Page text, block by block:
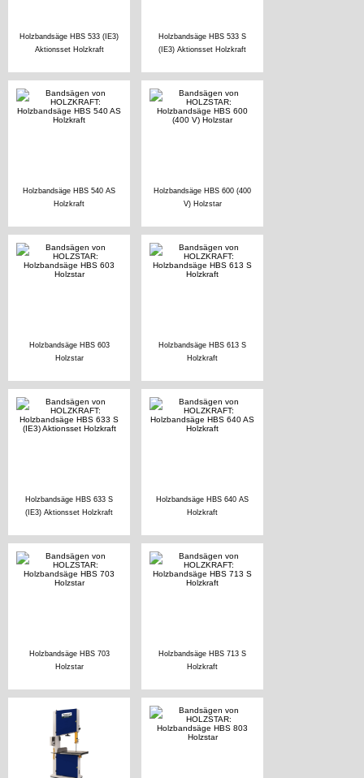
Holzbandsäge HBS 533 (IE3)
Aktionsset Holzkraft
Holzbandsäge HBS 533 S
(IE3) Aktionsset Holzkraft
Holzbandsäge HBS 540 AS
Holzkraft
Holzbandsäge HBS 600 (400
V) Holzstar
Holzbandsäge HBS 603
Holzstar
Holzbandsäge HBS 613 S
Holzkraft
Holzbandsäge HBS 633 S
(IE3) Aktionsset Holzkraft
Holzbandsäge HBS 640 AS
Holzkraft
Holzbandsäge HBS 703
Holzstar
Holzbandsäge HBS 713 S
Holzkraft